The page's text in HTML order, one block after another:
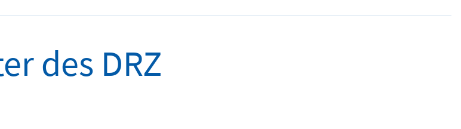
des DRZ